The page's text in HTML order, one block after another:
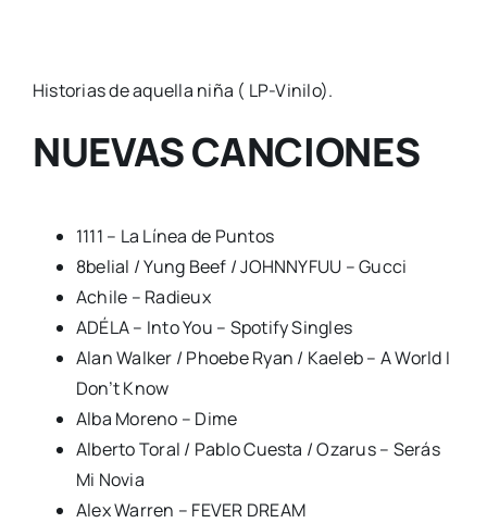
Historias de aquella niña ( LP-Vinilo).
NUEVAS CANCIONES
1111 – La Línea de Puntos
8belial / Yung Beef / JOHNNYFUU – Gucci
Achile – Radieux
ADÉLA – Into You – Spotify Singles
Alan Walker / Phoebe Ryan / Kaeleb – A World I
Don’t Know
Alba Moreno – Dime
Alberto Toral / Pablo Cuesta / Ozarus – Serás
Mi Novia
Alex Warren – FEVER DREAM